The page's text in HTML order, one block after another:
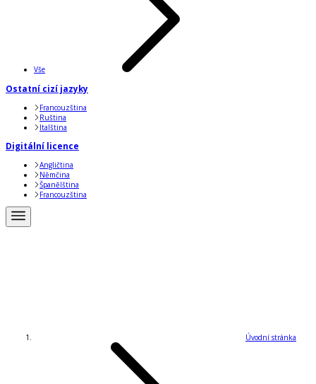
Vše
Ostatní cizí jazyky
Francouzština
Ruština
Italština
Digitální licence
Angličtina
Němčina
Španělština
Francouzština
Úvodní stránka